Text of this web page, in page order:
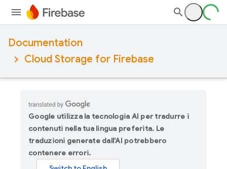
Documentation
Cloud Storage for Firebase
Google utilizza la tecnologia AI per tradurre i
contenuti nella tua lingua preferita. Le
traduzioni generate dall'AI potrebbero
contenere errori.